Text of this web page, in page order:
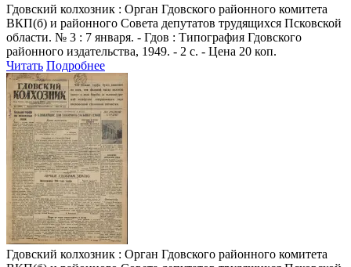
Гдовский колхозник : Орган Гдовского районного комитета
ВКП(б) и районного Совета депутатов трудящихся Псковской
области. № 3 : 7 января. - Гдов : Типография Гдовского
районного издательства, 1949. - 2 с. - Цена 20 коп.
Читать Подробнее
Гдовский колхозник : Орган Гдовского районного комитета